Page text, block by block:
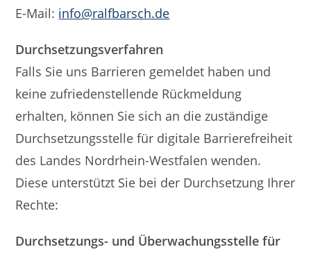
E-Mail: info@ralfbarsch.de
Durchsetzungsverfahren
Falls Sie uns Barrieren gemeldet haben und
keine zufriedenstellende Rückmeldung
erhalten, können Sie sich an die zuständige
Durchsetzungsstelle für digitale Barrierefreiheit
des Landes Nordrhein-Westfalen wenden.
Diese unterstützt Sie bei der Durchsetzung Ihrer
Rechte:
Durchsetzungs- und Überwachungsstelle für